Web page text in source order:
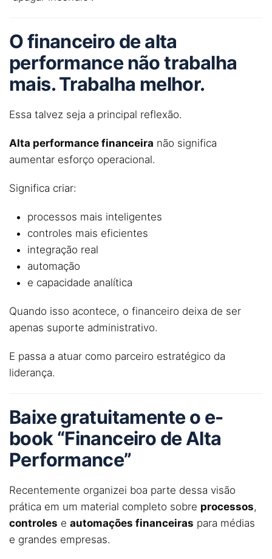
O financeiro de alta
performance não trabalha
mais. Trabalha melhor.
Essa talvez seja a principal reflexão.
Alta performance financeira não significa
aumentar esforço operacional.
Significa criar:
processos mais inteligentes
controles mais eficientes
integração real
automação
e capacidade analítica
Quando isso acontece, o financeiro deixa de ser
apenas suporte administrativo.
E passa a atuar como parceiro estratégico da
liderança.
Baixe gratuitamente o e-
book “Financeiro de Alta
Performance”
Recentemente organizei boa parte dessa visão
prática em um material completo sobre processos,
controles e automações financeiras para médias
e grandes empresas.